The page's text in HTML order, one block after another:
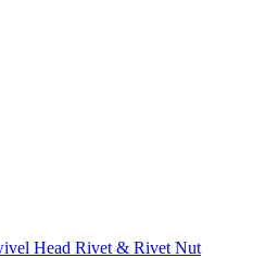
Head Rivet & Rivet Nut